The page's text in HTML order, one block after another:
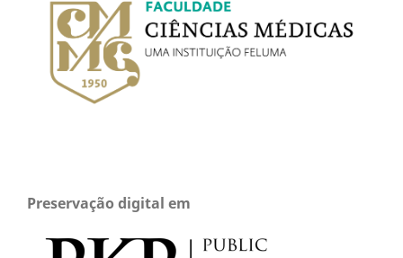
Preservação digital em